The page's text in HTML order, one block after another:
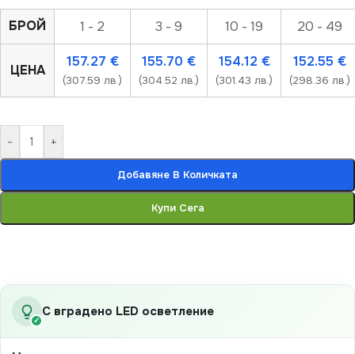
БРОЙ 1 - 2 3 - 9 10 - 19 20 - 49
ЦЕНА
157.27 €
(307.59 лв.)
155.70 €
(304.52 лв.)
154.12 €
(301.43 лв.)
152.55 €
(298.36 лв.)
- +
Добавяне В Количката
Купи Сега
✓
С вградено LED осветление